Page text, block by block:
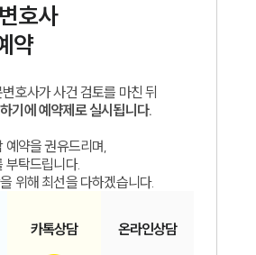
변호사
약
호사가 사건 검토를 마친 뒤
기에 예약제로 실시됩니다.
예약을 권유드리며,
부탁드립니다.
위해 최선을 다하겠습니다.
카톡상담 온라인상담